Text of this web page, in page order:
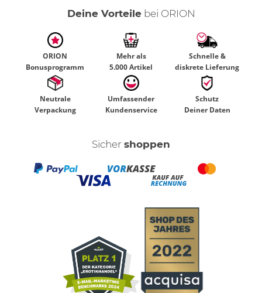
Deine Vorteilebei ORION
ORION
Bonusprogramm
Mehr als
5.000 Artikel
Schnelle &
diskrete Lieferung
Neutrale
Verpackung
Umfassender
Kundenservice
Schutz
Deiner Daten
Sicher shoppen